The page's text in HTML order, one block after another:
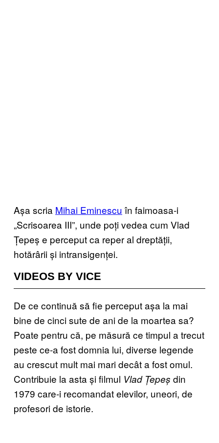
Așa scria Mihai Eminescu în faimoasa-i
„Scrisoarea III”, unde poți vedea cum Vlad
Țepeș e perceput ca reper al dreptății,
hotărârii și intransigenței.
VIDEOS BY VICE
De ce continuă să fie perceput așa la mai
bine de cinci sute de ani de la moartea sa?
Poate pentru că, pe măsură ce timpul a trecut
peste ce-a fost domnia lui, diverse legende
au crescut mult mai mari decât a fost omul.
Contribuie la asta și filmul Vlad Țepeș din
1979 care-i recomandat elevilor, uneori, de
profesori de istorie.